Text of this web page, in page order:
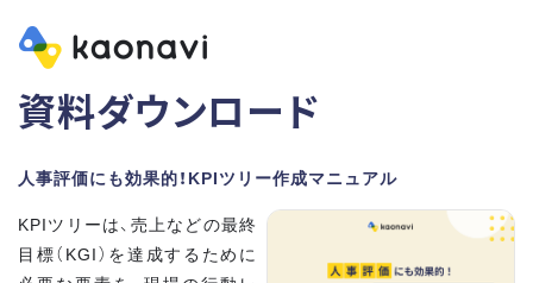
資料ダウンロード
人事評価にも効果的！KPIツリー作成マニュアル
KPIツリーは、売上などの最終
目標（KGI）を達成するために